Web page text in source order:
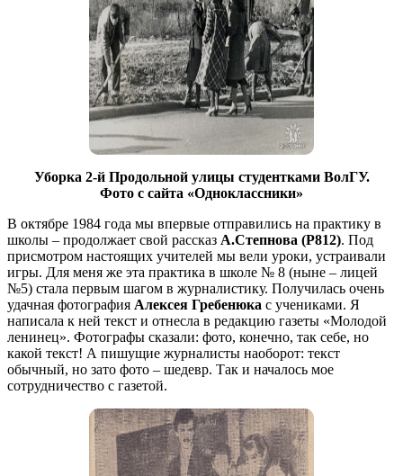
Уборка 2-й Продольной улицы студентками ВолГУ.
Фото с сайта «Одноклассники»
В октябре 1984 года мы впервые отправились на практику в
школы – продолжает свой рассказ А.Степнова (Р812). Под
присмотром настоящих учителей мы вели уроки, устраивали
игры. Для меня же эта практика в школе № 8 (ныне – лицей
№5) стала первым шагом в журналистику. Получилась очень
удачная фотография Алексея Гребенюка с учениками. Я
написала к ней текст и отнесла в редакцию газеты «Молодой
ленинец». Фотографы сказали: фото, конечно, так себе, но
какой текст! А пишущие журналисты наоборот: текст
обычный, но зато фото – шедевр. Так и началось мое
сотрудничество с газетой.